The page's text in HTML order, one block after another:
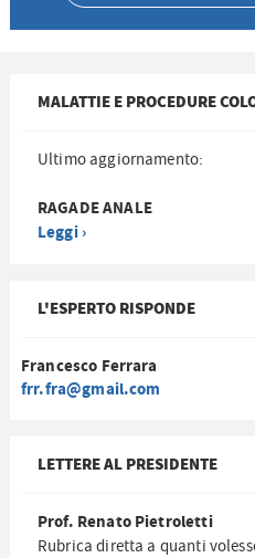
MALATTIE E PROCEDURE
Ultimo aggiornamento:
RAGADE ANALE
Leggi ›
L'ESPERTO RISPONDE
Francesco Ferrara
frr.fra@gmail.com
LETTERE AL PRESIDENTE
Prof. Renato Pietroletti
Rubrica diretta a quanti